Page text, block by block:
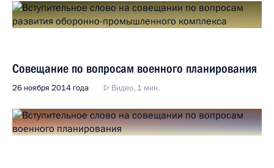
Совещание по вопросам военного планирования
26 ноября 2014 года Видео, 1 мин.